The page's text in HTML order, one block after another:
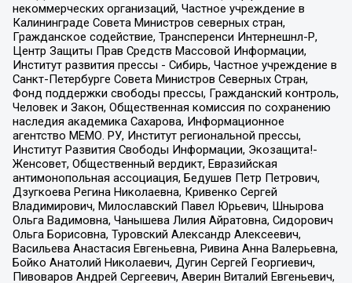
некоммерческих организаций, Частное учреждение в
Калининграде Совета Министров северных стран,
Гражданское содействие, Трансперенси Интернешнл-Р,
Центр Защиты Прав Средств Массовой Информации,
Институт развития прессы - Сибирь, Частное учреждение в
Санкт-Петербурге Совета Министров Северных Стран,
Фонд поддержки свободы прессы, Гражданский контроль,
Человек и Закон, Общественная комиссия по сохранению
наследия академика Сахарова, Информационное
агентство МЕМО. РУ, Институт региональной прессы,
Институт Развития Свободы Информации, Экозащита!-
Женсовет, Общественный вердикт, Евразийская
антимонопольная ассоциация, Бедушев Петр Петрович,
Дзугкоева Регина Николаевна, Кривенко Сергей
Владимирович, Милославский Павел Юрьевич, Шнырова
Ольга Вадимовна, Чанышева Лилия Айратовна, Сидорович
Ольга Борисовна, Туровский Александр Алексеевич,
Васильева Анастасия Евгеньевна, Ривина Анна Валерьевна,
Бойко Анатолий Николаевич, Дугин Сергей Георгиевич,
Пивоваров Андрей Сергеевич, Аверин Виталий Евгеньевич,